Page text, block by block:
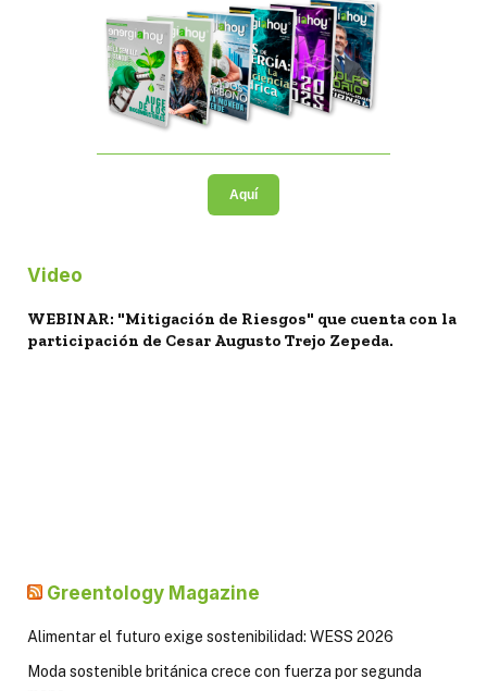
Aquí
Video
WEBINAR: "Mitigación de Riesgos" que cuenta con la
participación de Cesar Augusto Trejo Zepeda.
Greentology Magazine
Alimentar el futuro exige sostenibilidad: WESS 2026
Moda sostenible británica crece con fuerza por segunda